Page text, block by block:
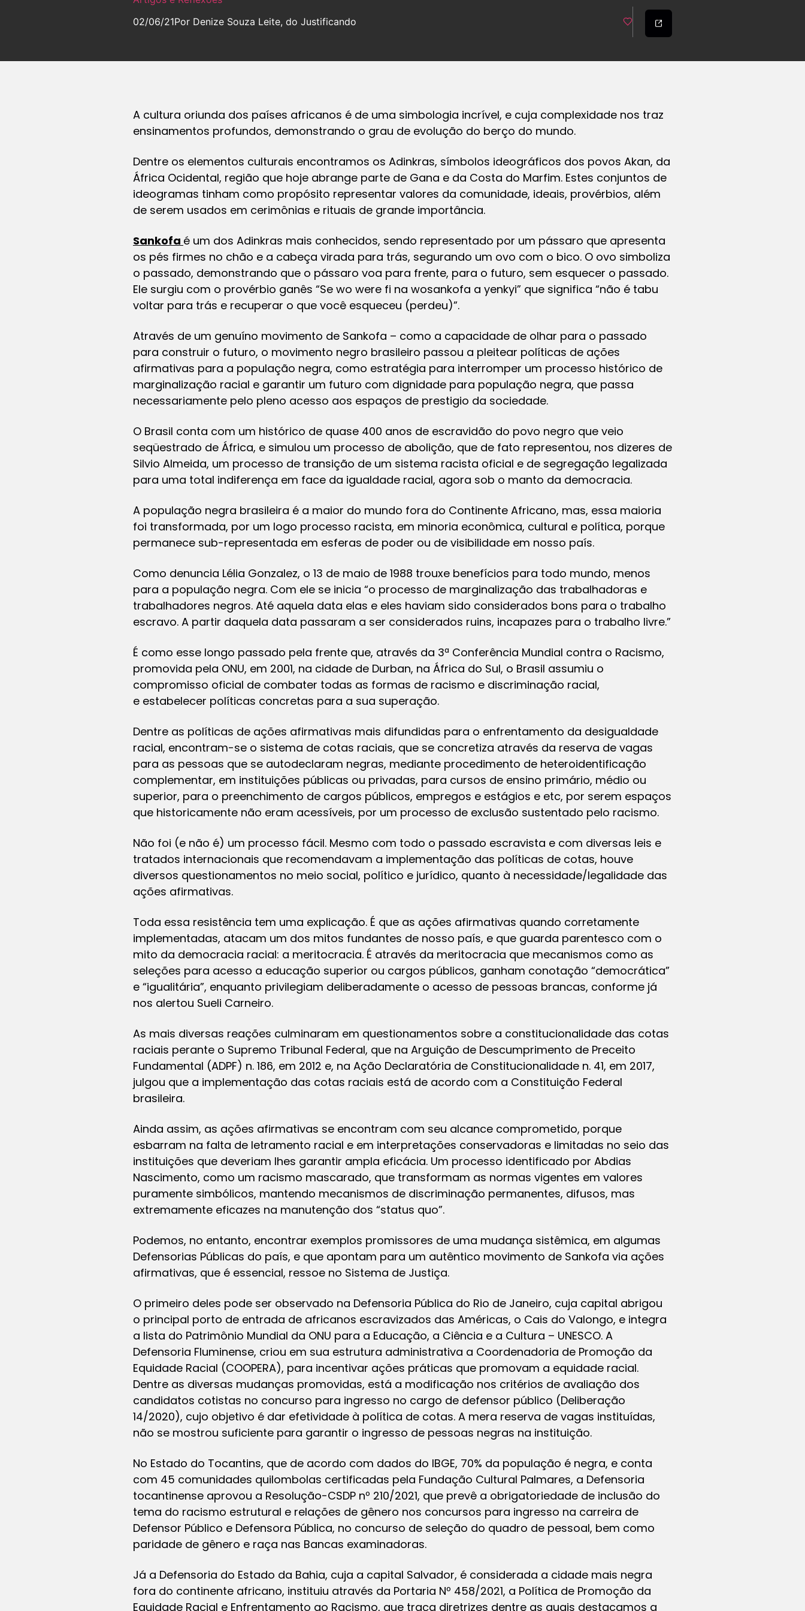
02/06/21Por Denize Souza Leite, do Justificando
A cultura oriunda dos países africanos é de uma simbologia incrível, e cuja complexidade nos traz
ensinamentos profundos, demonstrando o grau de evolução do berço do mundo.
Dentre os elementos culturais encontramos os Adinkras, símbolos ideográficos dos povos Akan, da
África Ocidental, região que hoje abrange parte de Gana e da Costa do Marfim. Estes conjuntos de
ideogramas tinham como propósito representar valores da comunidade, ideais, provérbios, além
de serem usados em cerimônias e rituais de grande importância.
Sankofa é um dos Adinkras mais conhecidos, sendo representado por um pássaro que apresenta
os pés firmes no chão e a cabeça virada para trás, segurando um ovo com o bico. O ovo simboliza
o passado, demonstrando que o pássaro voa para frente, para o futuro, sem esquecer o passado.
Ele surgiu com o provérbio ganês “Se wo were fi na wosankofa a yenkyi” que significa “não é tabu
voltar para trás e recuperar o que você esqueceu (perdeu)”.
Através de um genuíno movimento de Sankofa – como a capacidade de olhar para o passado
para construir o futuro, o movimento negro brasileiro passou a pleitear políticas de ações
afirmativas para a população negra, como estratégia para interromper um processo histórico de
marginalização racial e garantir um futuro com dignidade para população negra, que passa
necessariamente pelo pleno acesso aos espaços de prestigio da sociedade.
O Brasil conta com um histórico de quase 400 anos de escravidão do povo negro que veio
seqüestrado de África, e simulou um processo de abolição, que de fato representou, nos dizeres de
Silvio Almeida, um processo de transição de um sistema racista oficial e de segregação legalizada
para uma total indiferença em face da igualdade racial, agora sob o manto da democracia.
A população negra brasileira é a maior do mundo fora do Continente Africano, mas, essa maioria
foi transformada, por um logo processo racista, em minoria econômica, cultural e política, porque
permanece sub-representada em esferas de poder ou de visibilidade em nosso país.
Como denuncia Lélia Gonzalez, o 13 de maio de 1988 trouxe benefícios para todo mundo, menos
para a população negra. Com ele se inicia “o processo de marginalização das trabalhadoras e
trabalhadores negros. Até aquela data elas e eles haviam sido considerados bons para o trabalho
escravo. A partir daquela data passaram a ser considerados ruins, incapazes para o trabalho livre.”
É como esse longo passado pela frente que, através da 3ª Conferência Mundial contra o Racismo,
promovida pela ONU, em 2001, na cidade de Durban, na África do Sul, o Brasil assumiu o
compromisso oficial de combater todas as formas de racismo e discriminação racial,
e estabelecer políticas concretas para a sua superação.
Dentre as políticas de ações afirmativas mais difundidas para o enfrentamento da desigualdade
racial, encontram-se o sistema de cotas raciais, que se concretiza através da reserva de vagas
para as pessoas que se autodeclaram negras, mediante procedimento de heteroidentificação
complementar, em instituições públicas ou privadas, para cursos de ensino primário, médio ou
superior, para o preenchimento de cargos públicos, empregos e estágios e etc, por serem espaços
que historicamente não eram acessíveis, por um processo de exclusão sustentado pelo racismo.
Não foi (e não é) um processo fácil. Mesmo com todo o passado escravista e com diversas leis e
tratados internacionais que recomendavam a implementação das políticas de cotas, houve
diversos questionamentos no meio social, político e jurídico, quanto à necessidade/legalidade das
ações afirmativas.
Toda essa resistência tem uma explicação. É que as ações afirmativas quando corretamente
implementadas, atacam um dos mitos fundantes de nosso país, e que guarda parentesco com o
mito da democracia racial: a meritocracia. É através da meritocracia que mecanismos como as
seleções para acesso a educação superior ou cargos públicos, ganham conotação “democrática”
e “igualitária”, enquanto privilegiam deliberadamente o acesso de pessoas brancas, conforme já
nos alertou Sueli Carneiro.
As mais diversas reações culminaram em questionamentos sobre a constitucionalidade das cotas
raciais perante o Supremo Tribunal Federal, que na Arguição de Descumprimento de Preceito
Fundamental (ADPF) n. 186, em 2012 e, na Ação Declaratória de Constitucionalidade n. 41, em 2017,
julgou que a implementação das cotas raciais está de acordo com a Constituição Federal
brasileira.
Ainda assim, as ações afirmativas se encontram com seu alcance comprometido, porque
esbarram na falta de letramento racial e em interpretações conservadoras e limitadas no seio das
instituições que deveriam lhes garantir ampla eficácia. Um processo identificado por Abdias
Nascimento, como um racismo mascarado, que transformam as normas vigentes em valores
puramente simbólicos, mantendo mecanismos de discriminação permanentes, difusos, mas
extremamente eficazes na manutenção dos “status quo”.
Podemos, no entanto, encontrar exemplos promissores de uma mudança sistêmica, em algumas
Defensorias Públicas do país, e que apontam para um autêntico movimento de Sankofa via ações
afirmativas, que é essencial, ressoe no Sistema de Justiça.
O primeiro deles pode ser observado na Defensoria Pública do Rio de Janeiro, cuja capital abrigou
o principal porto de entrada de africanos escravizados das Américas, o Cais do Valongo, e integra
a lista do Patrimônio Mundial da ONU para a Educação, a Ciência e a Cultura – UNESCO. A
Defensoria Fluminense, criou em sua estrutura administrativa a Coordenadoria de Promoção da
Equidade Racial (COOPERA), para incentivar ações práticas que promovam a equidade racial.
Dentre as diversas mudanças promovidas, está a modificação nos critérios de avaliação dos
candidatos cotistas no concurso para ingresso no cargo de defensor público (Deliberação
14/2020), cujo objetivo é dar efetividade à política de cotas. A mera reserva de vagas instituídas,
não se mostrou suficiente para garantir o ingresso de pessoas negras na instituição.
No Estado do Tocantins, que de acordo com dados do IBGE, 70% da população é negra, e conta
com 45 comunidades quilombolas certificadas pela Fundação Cultural Palmares, a Defensoria
tocantinense aprovou a Resolução-CSDP nº 210/2021, que prevê a obrigatoriedade de inclusão do
tema do racismo estrutural e relações de gênero nos concursos para ingresso na carreira de
Defensor Público e Defensora Pública, no concurso de seleção do quadro de pessoal, bem como
paridade de gênero e raça nas Bancas examinadoras.
Já a Defensoria do Estado da Bahia, cuja a capital Salvador, é considerada a cidade mais negra
fora do continente africano, instituiu através da Portaria Nº 458/2021, a Política de Promoção da
Equidade Racial e Enfrentamento ao Racismo, que traça diretrizes dentre as quais destacamos a